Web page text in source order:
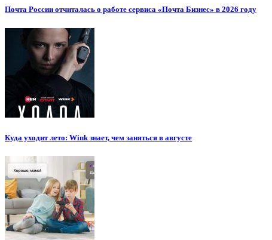
Почта России отчиталась о работе сервиса «Почта Бизнес» в 2026 году
Куда уходит лето: Wink знает, чем заняться в августе